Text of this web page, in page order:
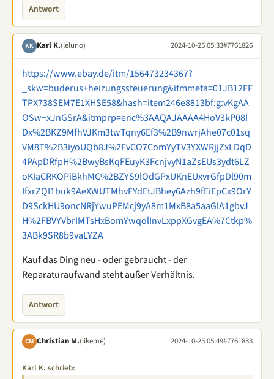
Antwort
KK Karl K.(leluno) 2024-10-25 05:33#7761826
https://www.ebay.de/itm/156473234367?
_skw=buderus+heizungssteuerung&itmmeta=01JB12FF
TPX738SEM7E1XHSE58&hash=item246e8813bf:g:vKgAA
OSw~xJnGSrA&itmprp=enc%3AAQAJAAAA4HoV3kP08I
Dx%2BKZ9MfhVJKm3twTqny6Ef3%2B9nwrjAhe07c01sq
VM8T%2B3iyoUQb8J%2FvCO7ComYyTV3YXWRjjZxLDqD
4PApDRfpH%2BwyBsKqFEuyK3FcnjvyN1aZsEUs3ydt6LZ
oKIaCRKOPiBkhMC%2BZYS9lOdGPxUKnEUxvrGfpDl90m
IfxrZQI1buk9AeXWUTMhvFYdEtJBhey6Azh9fEiEpCx9OrY
D9SckHU9oncNRjYwuPEMcj9yA8m1MxB8a5aaGlA1gbvJ
H%2FBVYVbrIMTsHxBomYwqolInvLxppXGvgEA%7Ctkp%
3ABk9SR8b9vaLYZA
Kauf das Ding neu - oder gebraucht - der
Reparaturaufwand steht außer Verhältnis.
Antwort
CM Christian M.(likeme) 2024-10-25 05:49#7761833
Karl K. schrieb: